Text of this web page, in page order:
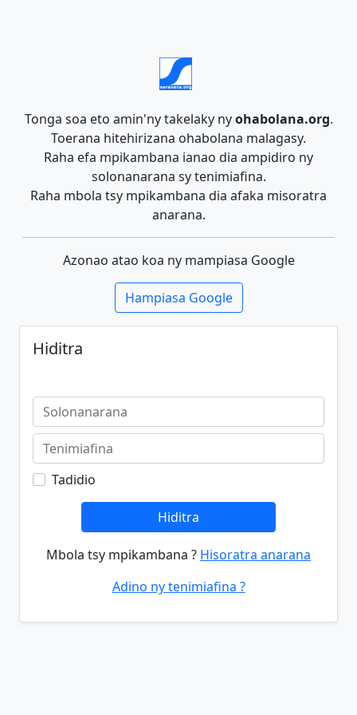
Tonga soa eto amin'ny takelaky nyohabolana.org.
Toerana hitehirizana ohabolana malagasy.
Raha efa mpikambana ianao dia ampidiro ny
solonanarana sy tenimiafina.
Raha mbola tsy mpikambana dia afaka misoratra
anarana.
Azonao atao koa ny mampiasa Google
Hampiasa Google
Hiditra
Tadidio
Hiditra
Mbola tsy mpikambana ? Hisoratra anarana
Adino ny tenimiafina ?